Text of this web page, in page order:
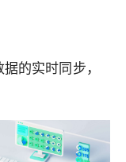
的实时同步，